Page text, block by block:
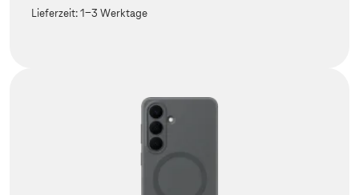
Lieferzeit:1-3 Werktage